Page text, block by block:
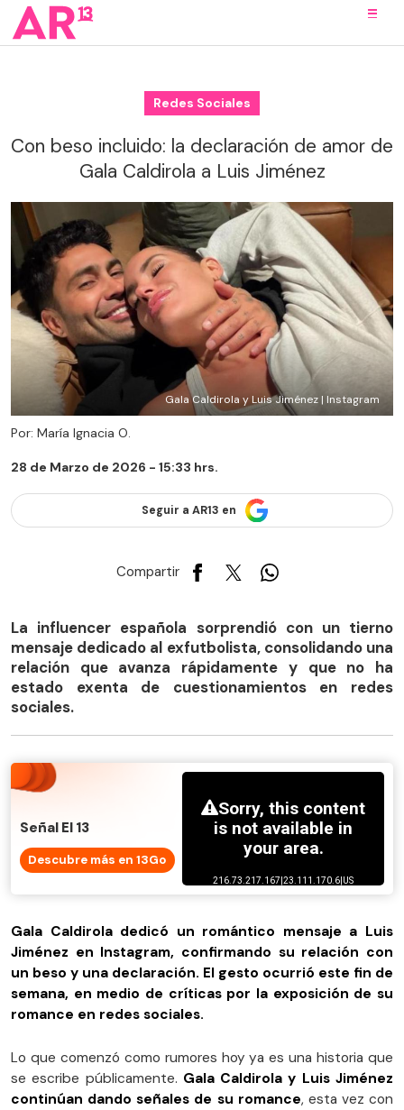
Redes Sociales
Con beso incluido: la declaración de amor de
Gala Caldirola a Luis Jiménez
Gala Caldirola y Luis Jiménez | Instagram
Por: María Ignacia O.
28 de Marzo de 2026 - 15:33 hrs.
Seguir a AR13 en
Compartir
La influencer española sorprendió con un tierno
mensaje dedicado al exfutbolista, consolidando una
relación que avanza rápidamente y que no ha
estado exenta de cuestionamientos en redes
sociales.
Señal El 13
Descubre más en 13Go
Gala Caldirola dedicó un romántico mensaje a Luis
Jiménez en Instagram, confirmando su relación con
un beso y una declaración. El gesto ocurrió este fin de
semana, en medio de críticas por la exposición de su
romance en redes sociales.
Lo que comenzó como rumores hoy ya es una historia que
se escribe públicamente. Gala Caldirola y Luis Jiménez
continúan dando señales de su romance, esta vez con